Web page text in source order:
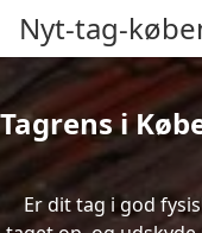
Nyt-tag-
Tagrens i
Er dit tag i god